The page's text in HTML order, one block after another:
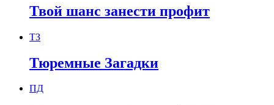
Твой шанс занести профит
ТЗ
Тюремные Загадки
ПД